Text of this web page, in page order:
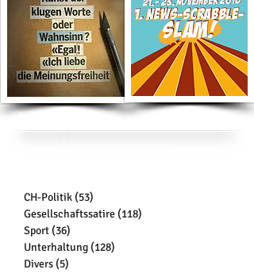
CH-Politik (53)
Gesellschaftssatire (118)
Sport (36)
Unterhaltung (128)
Divers (5)